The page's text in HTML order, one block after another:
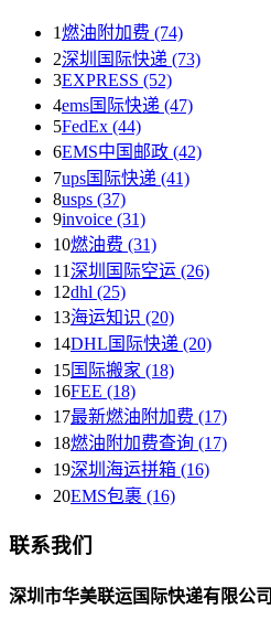
1燃油附加费 (74)
2深圳国际快递 (73)
3EXPRESS (52)
4ems国际快递 (47)
5FedEx (44)
6EMS中国邮政 (42)
7ups国际快递 (41)
8usps (37)
9invoice (31)
10燃油费 (31)
11深圳国际空运 (26)
12dhl (25)
13海运知识 (20)
14DHL国际快递 (20)
15国际搬家 (18)
16FEE (18)
17最新燃油附加费 (17)
18燃油附加费查询 (17)
19深圳海运拼箱 (16)
20EMS包裹 (16)
联系我们
深圳市华美联运国际快递有限公司